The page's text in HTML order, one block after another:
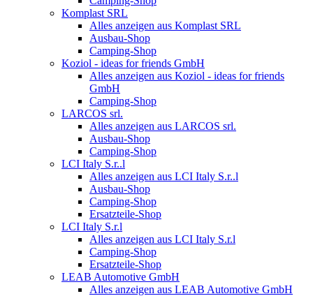
Komplast SRL
Alles anzeigen aus Komplast SRL
Ausbau-Shop
Camping-Shop
Koziol - ideas for friends GmbH
Alles anzeigen aus Koziol - ideas for friends
GmbH
Camping-Shop
LARCOS srl.
Alles anzeigen aus LARCOS srl.
Ausbau-Shop
Camping-Shop
LCI Italy S.r..l
Alles anzeigen aus LCI Italy S.r..l
Ausbau-Shop
Camping-Shop
Ersatzteile-Shop
LCI Italy S.r.l
Alles anzeigen aus LCI Italy S.r.l
Camping-Shop
Ersatzteile-Shop
LEAB Automotive GmbH
Alles anzeigen aus LEAB Automotive GmbH